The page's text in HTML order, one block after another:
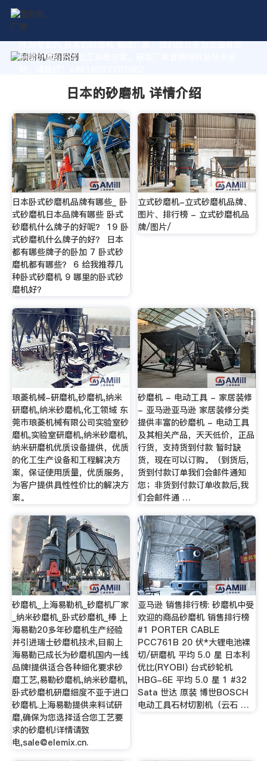
作为专业的 日本的砂磨机 制造厂家，我们致力于为您量身定
制高价值的粉体加工系统方案。获取厂家直销报价及技术支
日本的砂磨机 详情介绍
日本卧式砂磨机品牌有哪些_ 卧
式砂磨机日本品牌有哪些 卧式
砂磨机什么牌子的好呢？ 19 卧
式砂磨机什么牌子的好？ 日本
都有哪些牌子的卧加 7 卧式砂
磨机都有哪些？ 6 给我推荐几
种卧式砂磨机 9 哪里的卧式砂
磨机好？
立式砂磨机-立式砂磨机品牌、
图片、排行榜 - 立式砂磨机品
牌/图片/
琅菱机械-研磨机,砂磨机,纳米
研磨机,纳米砂磨机,化工领域 东
莞市琅菱机械有限公司实验室砂
磨机,实验室研磨机,纳米砂磨机,
纳米研磨机优质设备提供，优质
的化工生产设备和工程解决方
案，保证使用质量，优质服务，
为客户提供具性性价比的解决方
案。
砂磨机 - 电动工具 - 家居装修
- 亚马逊亚马逊 家居装修分类
提供丰富的砂磨机 - 电动工具
及其相关产品，天天低价，正品
行货，支持货到付款 暂时缺
货，现在可以订购。（到货后,
货到付款订单我们会邮件通知
您；非货到付款订单收款后,我
们会邮件通 …
砂磨机_上海易勒机_砂磨机厂家
_纳米砂磨机_卧式砂磨机_棒 上
海易勒20多年砂磨机生产经验
并引进瑞士砂磨机技术,目前上
海易勒已成长为砂磨机国内一线
品牌!提供适合各种细化要求砂
磨工艺,易勒砂磨机,纳米砂磨机,
卧式砂磨机研磨细度不亚于进口
砂磨机.上海易勒提供来料试研
磨,确保为您选择适合您工艺要
求的砂磨机!详情请致
电,sale@elemix.cn.
亚马逊 销售排行榜: 砂磨机中受
欢迎的商品砂磨机 销售排行榜
#1 PORTER CABLE
PCC761B 20 伏*大锂电池裸
切/研磨机 平均 5.0 星 日本利
优比(RYOBI) 台式砂轮机
HBG-6E 平均 5.0 星 1 #32
Sata 世达 原装 博世BOSCH
电动工具石材切割机（云石 …